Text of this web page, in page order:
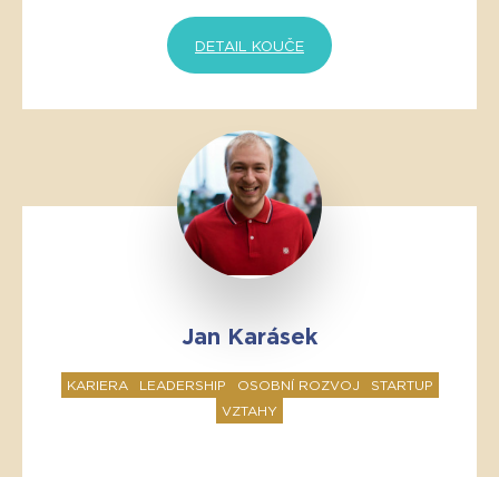
DETAIL KOUČE
Jan Karásek
KARIERA LEADERSHIP OSOBNÍ ROZVOJ
STARTUP
VZTAHY